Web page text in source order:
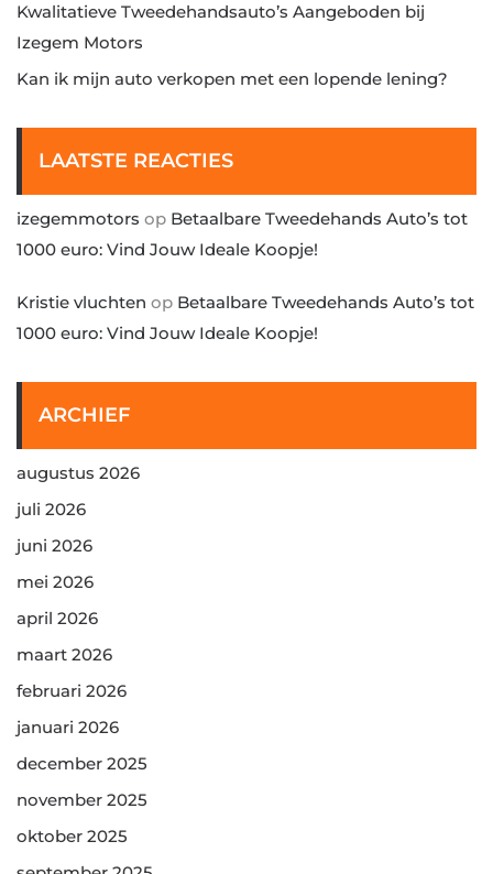
Kwalitatieve Tweedehandsauto’s Aangeboden bij
Izegem Motors
Kan ik mijn auto verkopen met een lopende lening?
LAATSTE REACTIES
izegemmotors op Betaalbare Tweedehands Auto’s tot
1000 euro: Vind Jouw Ideale Koopje!
Kristie vluchten op Betaalbare Tweedehands Auto’s tot
1000 euro: Vind Jouw Ideale Koopje!
ARCHIEF
augustus 2026
juli 2026
juni 2026
mei 2026
april 2026
maart 2026
februari 2026
januari 2026
december 2025
november 2025
oktober 2025